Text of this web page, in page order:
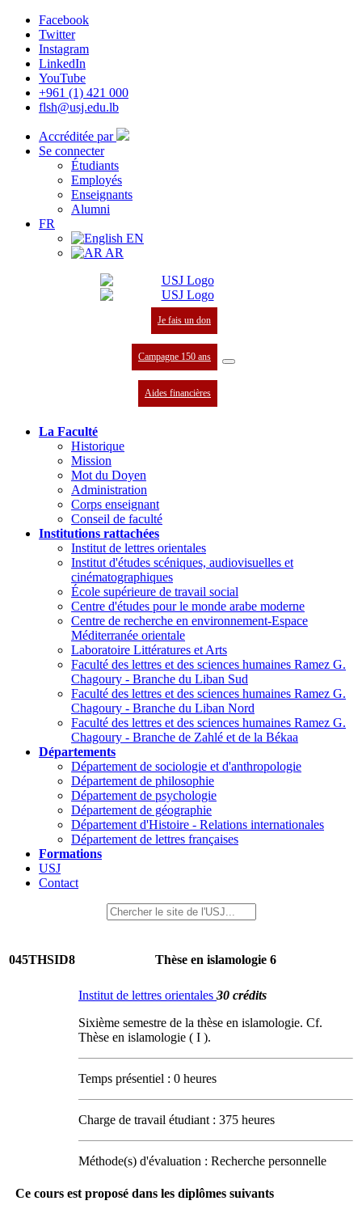
Facebook
Twitter
Instagram
LinkedIn
YouTube
+961 (1) 421 000
flsh@usj.edu.lb
Accréditée par
Se connecter
Étudiants
Employés
Enseignants
Alumni
FR
EN
AR
Je fais un don
Campagne 150 ans
Aides financières
La Faculté
Historique
Mission
Mot du Doyen
Administration
Corps enseignant
Conseil de faculté
Institutions rattachées
Institut de lettres orientales
Institut d'études scéniques, audiovisuelles et
cinématographiques
École supérieure de travail social
Centre d'études pour le monde arabe moderne
Centre de recherche en environnement-Espace
Méditerranée orientale
Laboratoire Littératures et Arts
Faculté des lettres et des sciences humaines Ramez G.
Chagoury - Branche du Liban Sud
Faculté des lettres et des sciences humaines Ramez G.
Chagoury - Branche du Liban Nord
Faculté des lettres et des sciences humaines Ramez G.
Chagoury - Branche de Zahlé et de la Békaa
Départements
Département de sociologie et d'anthropologie
Département de philosophie
Département de psychologie
Département de géographie
Département d'Histoire - Relations internationales
Département de lettres françaises
Formations
USJ
Contact
045THSID8 Thèse en islamologie 6
Institut de lettres orientales 30 crédits
Sixième semestre de la thèse en islamologie. Cf.
Thèse en islamologie ( I ).
Temps présentiel : 0 heures
Charge de travail étudiant : 375 heures
Méthode(s) d'évaluation : Recherche personnelle
Ce cours est proposé dans les diplômes suivants